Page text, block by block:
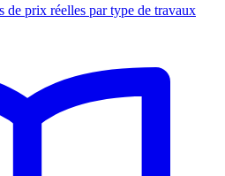
de prix réelles par type de travaux